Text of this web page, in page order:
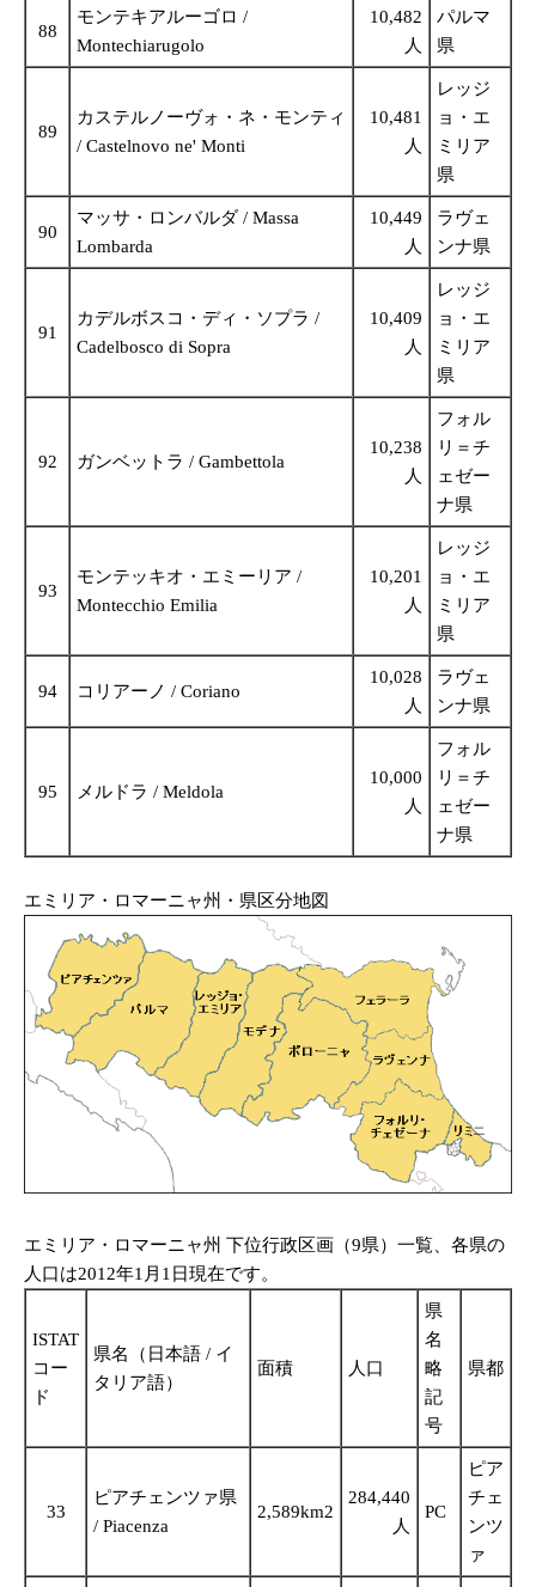
88
モンテキアルーゴロ /
Montechiarugolo
10,482
人
パルマ
県
89
カステルノーヴォ・ネ・モンティ
/ Castelnovo ne' Monti
10,481
人
レッジ
ョ・エ
ミリア
県
90
マッサ・ロンバルダ / Massa
Lombarda
10,449
人
ラヴェ
ンナ県
91
カデルボスコ・ディ・ソプラ /
Cadelbosco di Sopra
10,409
人
レッジ
ョ・エ
ミリア
県
92 ガンベットラ / Gambettola
10,238
人
フォル
リ＝チ
ェゼー
ナ県
93
モンテッキオ・エミーリア /
Montecchio Emilia
10,201
人
レッジ
ョ・エ
ミリア
県
94 コリアーノ / Coriano
10,028
人
ラヴェ
ンナ県
95 メルドラ / Meldola
10,000
人
フォル
リ＝チ
ェゼー
ナ県
エミリア・ロマーニャ州・県区分地図
エミリア・ロマーニャ州 下位行政区画（9県）一覧、各県の
人口は2012年1月1日現在です。
ISTAT
コー
ド
県名（日本語 / イ
タリア語）
面積 人口
県
名
略
記
号
県都
33
ピアチェンツァ県
/ Piacenza
2,589km2
284,440
人
PC
ピア
チェ
ンツ
ァ